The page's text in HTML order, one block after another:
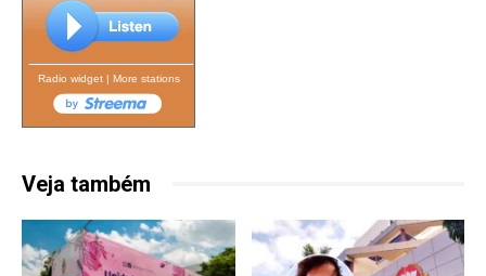
Radio widget| More stations
Veja também